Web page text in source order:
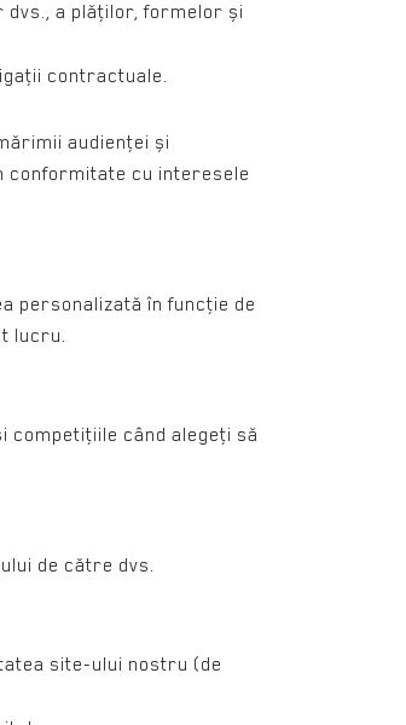
dvs., a plăţilor, formelor și
contractuale.
audienţei și
conformitate cu interesele
personalizată în funcţie de
lucru.
când alegeţi să
de către dvs.
site-ului nostru (de